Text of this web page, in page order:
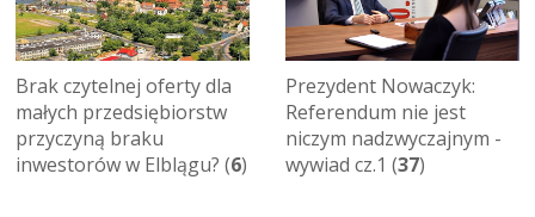
Brak czytelnej oferty dla
małych przedsiębiorstw
przyczyną braku
inwestorów w Elblągu? (6)
Prezydent Nowaczyk:
Referendum nie jest
niczym nadzwyczajnym -
wywiad cz.1 (37)